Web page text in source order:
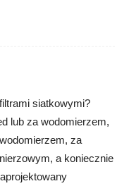
siatkowymi?
lub za wodomierzem,
za
a koniecznie